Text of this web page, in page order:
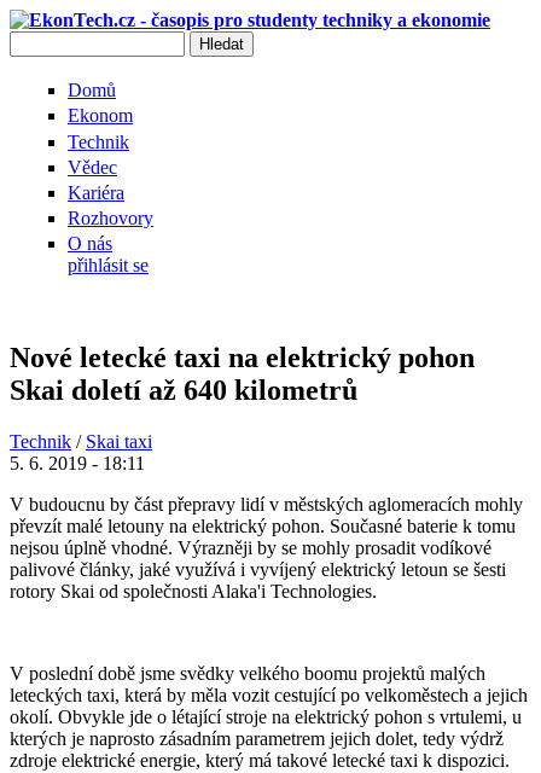
Přejít k hlavnímu obsahu
Domů
Ekonom
Technik
Vědec
Kariéra
Rozhovory
O nás
přihlásit se
Nové letecké taxi na elektrický pohon
Skai doletí až 640 kilometrů
Technik / Skai taxi
5. 6. 2019 - 18:11
V budoucnu by část přepravy lidí v městských aglomeracích mohly
převzít malé letouny na elektrický pohon. Současné baterie k tomu
nejsou úplně vhodné. Výrazněji by se mohly prosadit vodíkové
palivové články, jaké využívá i vyvíjený elektrický letoun se šesti
rotory Skai od společnosti Alaka'i Technologies.
V poslední době jsme svědky velkého boomu projektů malých
leteckých taxi, která by měla vozit cestující po velkoměstech a jejich
okolí. Obvykle jde o létající stroje na elektrický pohon s vrtulemi, u
kterých je naprosto zásadním parametrem jejich dolet, tedy výdrž
zdroje elektrické energie, který má takové letecké taxi k dispozici.